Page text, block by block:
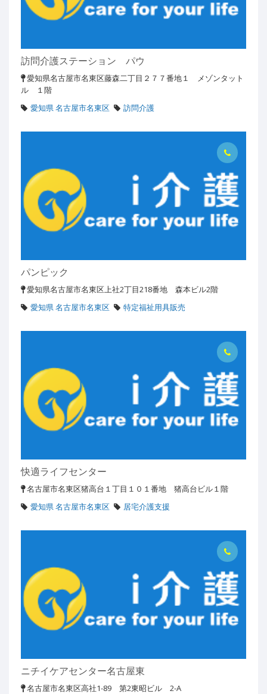
訪問介護ステーション パウ
愛知県名古屋市名東区藤森二丁目２７７番地１ メゾンタット
ル １階
愛知県 名古屋市名東区
訪問介護
パンピック
愛知県名古屋市名東区上社2丁目218番地 森本ビル2階
愛知県 名古屋市名東区
特定福祉用具販売
快適ライフセンター
名古屋市名東区猪高台１丁目１０１番地 猪高台ビル１階
愛知県 名古屋市名東区
居宅介護支援
ニチイケアセンター名古屋東
名古屋市名東区高社1-89 第2東昭ビル 2-A